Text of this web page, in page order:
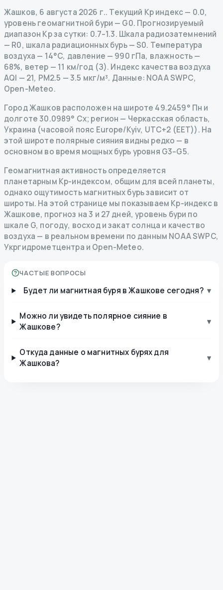
Жашков, 6 августа 2026 г.. Текущий Kp индекс— 0.0,
уровень геомагнитной бури — G0. Прогнозируемый
диапазон Kp за сутки: 0.7–1.3. Шкала радиозатемнений
— R0, шкала радиационных бурь— S0. Температура
воздуха — 14°C, давление — 990 гПа, влажность —
68%, ветер — 11 км/год (З). Индекс качества воздуха
AQI — 21, PM2.5 — 3.5 мкг/м³. Данные: NOAA SWPC,
Open-Meteo.
Город Жашков расположен на широте 49.2459° Пн и
долготе 30.0989° Сх; регион — Черкасская область,
Украина (часовой пояс Europe/Kyiv, UTC+2 (EET)). На
этой широте полярные сияния видны редко — в
основном во время мощных бурь уровня G3–G5.
Геомагнитная активность определяется
планетарным Kp-индексом, общим для всей планеты,
однако ощутимость магнитных бурь зависит от
широты. На этой странице мы показываем Kp-индекс в
Жашкове, прогноз на 3 и 27 дней, уровень бури по
шкале G, погоду, восход и закат солнца и качество
воздуха — в реальном времени по данным NOAA SWPC,
Укргидрометцентра и Open-Meteo.
ЧАСТЫЕ ВОПРОСЫ
Будет ли магнитная буря в Жашкове сегодня? ▾
Можно ли увидеть полярное сияние в
Жашкове?
▾
Откуда данные о магнитных бурях для
Жашкова?
▾